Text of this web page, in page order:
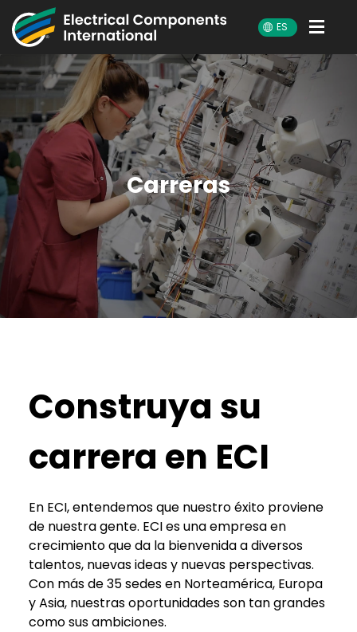
ECI
ES
Carreras
Construya su
carrera en ECI
En ECI, entendemos que nuestro éxito proviene
de nuestra gente. ECI es una empresa en
crecimiento que da la bienvenida a diversos
talentos, nuevas ideas y nuevas perspectivas.
Con más de 35 sedes en Norteamérica, Europa
y Asia, nuestras oportunidades son tan grandes
como sus ambiciones.